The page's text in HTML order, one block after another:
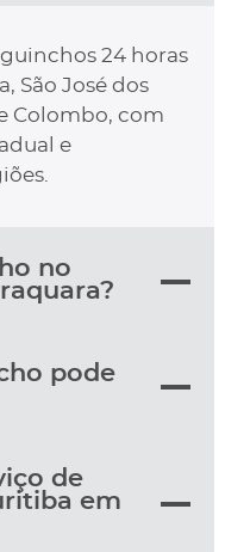
24 horas
São José dos
Colombo, com
e
no
pode
de
em